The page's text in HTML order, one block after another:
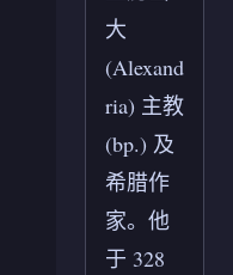
大
(Alexand
ria) 主教
(bp.) 及
希腊作
家。他
于 328